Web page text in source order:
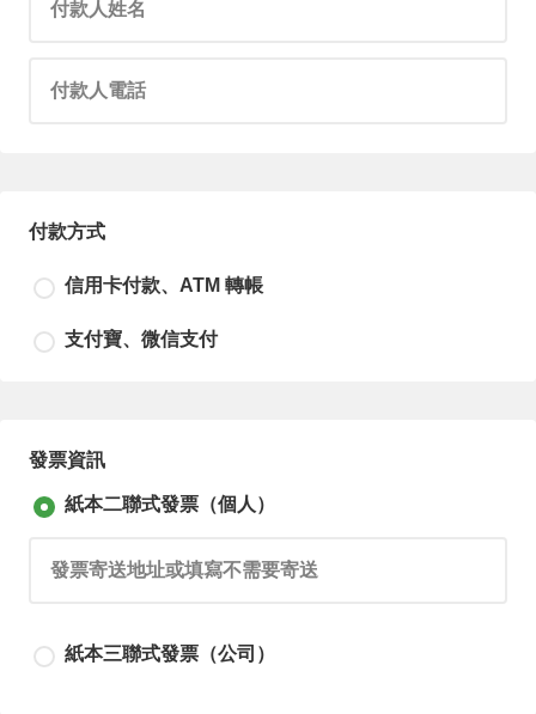
付款方式
信用卡付款、ATM 轉帳
支付寶、微信支付
發票資訊
紙本二聯式發票（個人）
紙本三聯式發票（公司）